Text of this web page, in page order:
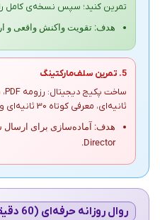
تمرین کنید؛ سپس نسخه‌ی کامل را
هدف: تقویت واکنش واقعی و
5. تمرین سلف‌مارکتینگ
ثانیه‌ای، معرفی کوتاه 30 ثانیه‌ای و لیست مهارت‌های ویژه.
Director.
روال روزانه حرفه‌ای (60 دقیقه)